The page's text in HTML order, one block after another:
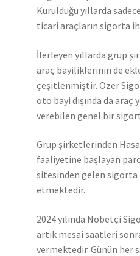
Kurulduğu yıllarda
ticari araçların sigorta
İlerleyen yıllarda grup
araç bayiliklerinin de
çeşitlenmiştir. Özer
oto bayi dışında da
verebilen genel bir
Grup şirketlerinden
faaliyetine başlayan
sitesinden gelen
etmektedir.
2024 yılında Nöbetçi
artık mesai saatleri
vermektedir. Günün her